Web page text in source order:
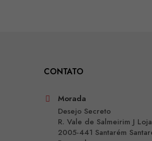
CONTATO
Morada
Desejo Secreto
R. Vale de Salmeirim J
2005-441 Santarém